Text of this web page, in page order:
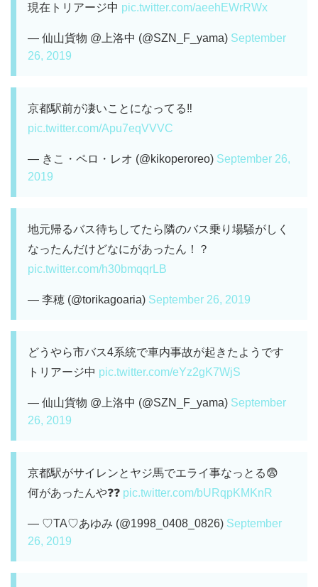
現在トリアージ中 pic.twitter.com/aeehEWrRWx
— 仙山貨物 @上洛中 (@SZN_F_yama) September
26, 2019
京都駅前が凄いことになってる‼️
pic.twitter.com/Apu7eqVVVC
— きこ・ペロ・レオ (@kikoperoreo) September 26,
2019
地元帰るバス待ちしてたら隣のバス乗り場騒がしく
なったんだけどなにがあったん！？
pic.twitter.com/h30bmqqrLB
— 李穂 (@torikagoaria) September 26, 2019
どうやら市バス4系統で車内事故が起きたようです
トリアージ中 pic.twitter.com/eYz2gK7WjS
— 仙山貨物 @上洛中 (@SZN_F_yama) September
26, 2019
京都駅がサイレンとヤジ馬でエライ事なっとる😨
何があったんや❓❓ pic.twitter.com/bURqpKMKnR
— ♡TA♡あゆみ (@1998_0408_0826) September
26, 2019